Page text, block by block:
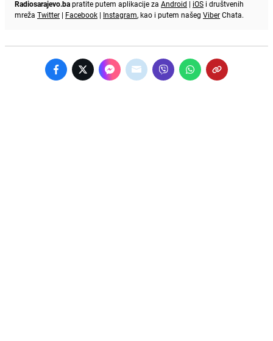
Radiosarajevo.bapratite putem aplikacije za Android | iOS i društvenih
mreža Twitter | Facebook | Instagram, kao i putem našeg ViberChata.